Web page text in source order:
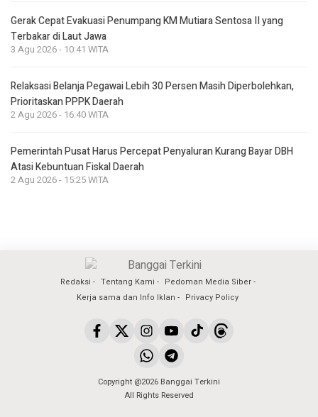
Gerak Cepat Evakuasi Penumpang KM Mutiara Sentosa II yang
Terbakar di Laut Jawa
3 Agu 2026 - 10:41 WITA
Relaksasi Belanja Pegawai Lebih 30 Persen Masih Diperbolehkan,
Prioritaskan PPPK Daerah
2 Agu 2026 - 16:40 WITA
Pemerintah Pusat Harus Percepat Penyaluran Kurang Bayar DBH
Atasi Kebuntuan Fiskal Daerah
2 Agu 2026 - 15:25 WITA
Redaksi Tentang Kami
Pedoman Media Siber
Kerja sama dan Info Iklan
Privacy Policy
Copyright @2026 Banggai Terkini
All Rights Reserved